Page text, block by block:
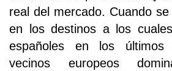
real del mercado. Cuando
en los destinos a los
españoles en los
vecinos europeos